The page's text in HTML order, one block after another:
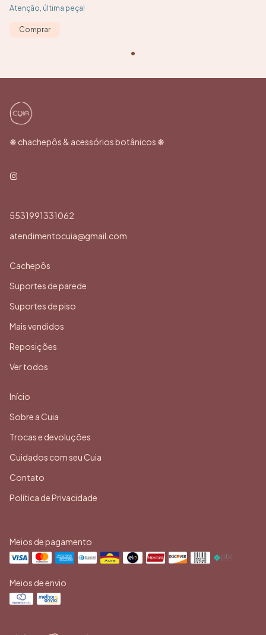
Atenção, última peça!
Comprar
❋ chachepôs & acessórios botânicos ❋
5531991331062
atendimentocuia@gmail.com
Cachepôs
Suportes de parede
Suportes de piso
Mais vendidos
Reposições
Ver todos
Início
Sobre a Cuia
Trocas e devoluções
Cuidados com seu Cuia
Contato
Política de Privacidade
Meios de pagamento
Meios de envio